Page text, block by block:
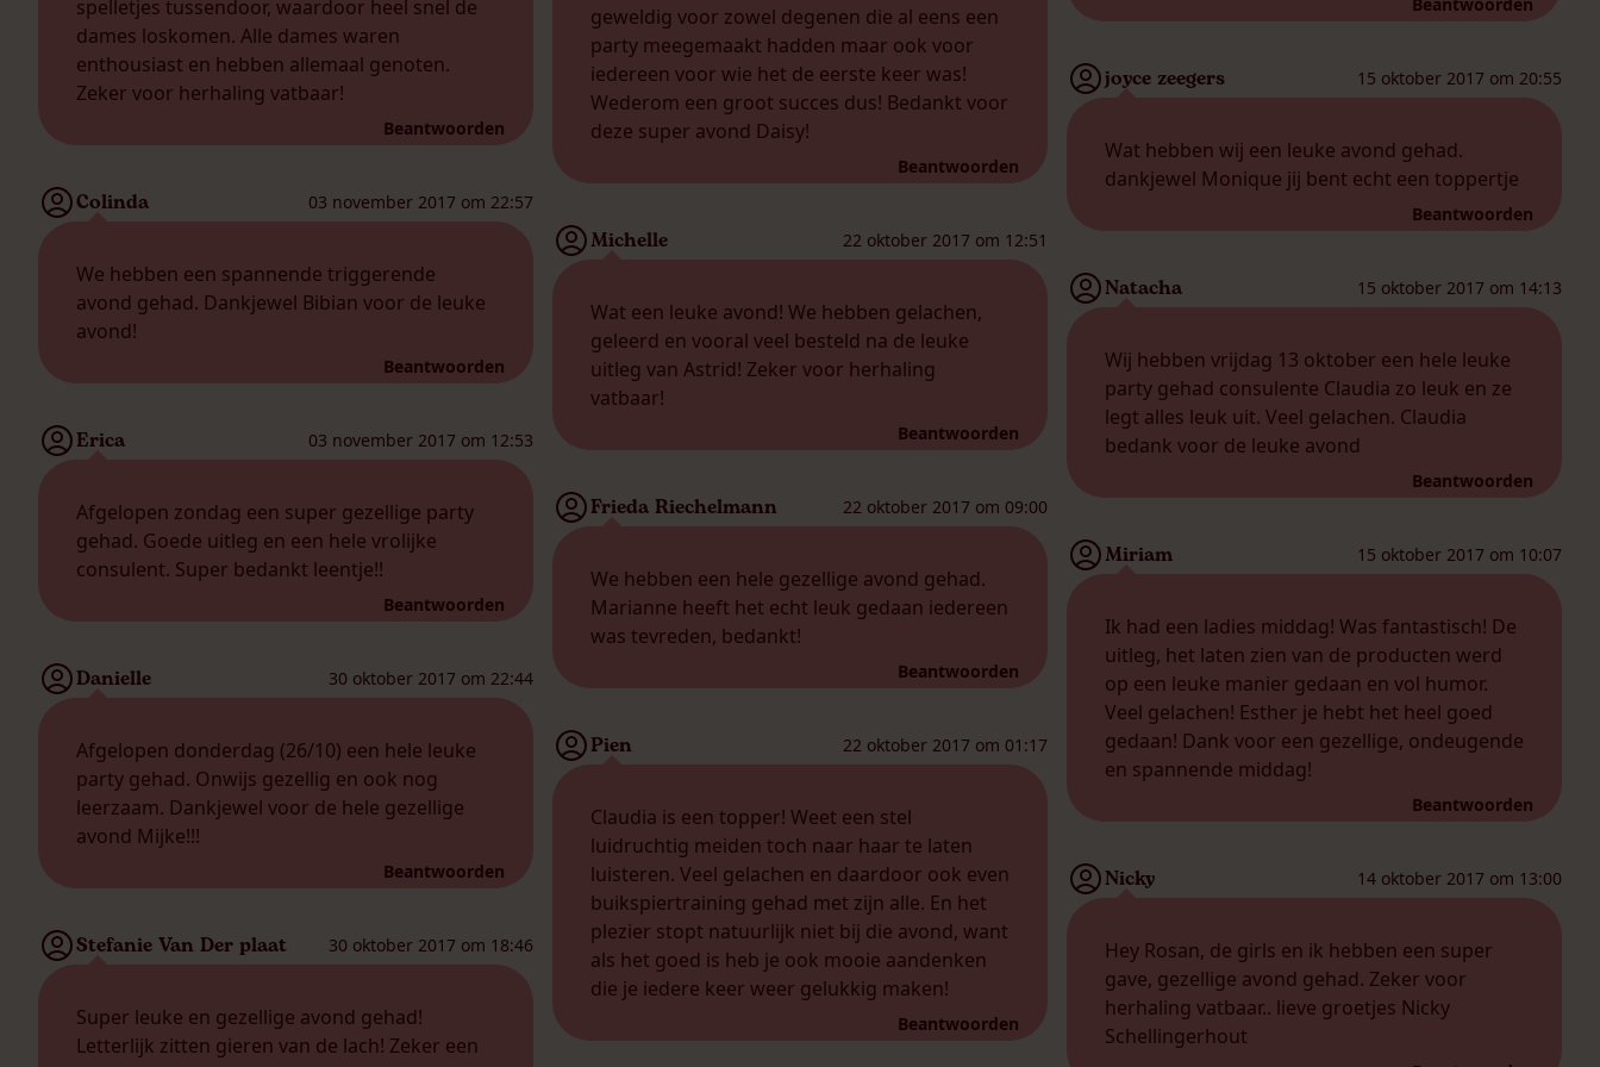
spelletjes tussendoor, waardoor heel snel de
dames loskomen. Alle dames waren
enthousiast en hebben allemaal genoten.
Zeker voor herhaling vatbaar!
Beantwoorden
Colinda 03 november 2017 om 22:57
We hebben een spannende triggerende
avond gehad. Dankjewel Bibian voor de leuke
avond!
Beantwoorden
Erica 03 november 2017 om 12:53
Afgelopen zondag een super gezellige party
gehad. Goede uitleg en een hele vrolijke
consulent. Super bedankt leentje!!
Beantwoorden
Danielle 30 oktober 2017 om 22:44
Afgelopen donderdag (26/10) een hele leuke
party gehad. Onwijs gezellig en ook nog
leerzaam. Dankjewel voor de hele gezellige
avond Mijke!!!
Beantwoorden
Stefanie Van Der plaat 30 oktober 2017 om 18:46
Super leuke en gezellige avond gehad!
Letterlijk zitten gieren van de lach! Zeker een
geweldig voor zowel degenen die al eens een
party meegemaakt hadden maar ook voor
iedereen voor wie het de eerste keer was!
Wederom een groot succes dus! Bedankt voor
deze super avond Daisy!
Beantwoorden
Michelle 22 oktober 2017 om 12:51
Wat een leuke avond! We hebben gelachen,
geleerd en vooral veel besteld na de leuke
uitleg van Astrid! Zeker voor herhaling
vatbaar!
Beantwoorden
Frieda Riechelmann 22 oktober 2017 om 09:00
We hebben een hele gezellige avond gehad.
Marianne heeft het echt leuk gedaan iedereen
was tevreden, bedankt!
Beantwoorden
Pien 22 oktober 2017 om 01:17
Claudia is een topper! Weet een stel
luidruchtig meiden toch naar haar te laten
luisteren. Veel gelachen en daardoor ook even
buikspiertraining gehad met zijn alle. En het
plezier stopt natuurlijk niet bij die avond, want
als het goed is heb je ook mooie aandenken
die je iedere keer weer gelukkig maken!
Beantwoorden
joyce zeegers 15 oktober 2017 om 20:55
Wat hebben wij een leuke avond gehad.
dankjewel Monique jij bent echt een toppertje
Beantwoorden
Natacha 15 oktober 2017 om 14:13
Wij hebben vrijdag 13 oktober een hele leuke
party gehad consulente Claudia zo leuk en ze
legt alles leuk uit. Veel gelachen. Claudia
bedank voor de leuke avond
Beantwoorden
Miriam 15 oktober 2017 om 10:07
Ik had een ladies middag! Was fantastisch! De
uitleg, het laten zien van de producten werd
op een leuke manier gedaan en vol humor.
Veel gelachen! Esther je hebt het heel goed
gedaan! Dank voor een gezellige, ondeugende
en spannende middag!
Beantwoorden
Nicky 14 oktober 2017 om 13:00
Hey Rosan, de girls en ik hebben een super
gave, gezellige avond gehad. Zeker voor
herhaling vatbaar.. lieve groetjes Nicky
Schellingerhout